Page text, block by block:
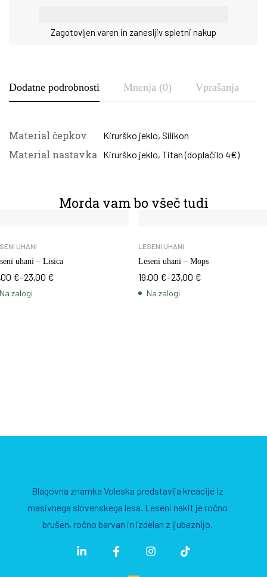
Zagotovljen varen in zanesljiv spletni nakup
Dodatne podrobnosti Mnenja (0) Vprašanja
Material čepkov Kirurško jeklo, Silikon
Material nastavka Kirurško jeklo, Titan (doplačilo 4€)
Morda vam bo všeč tudi
UHANI
uhani – Lisica
€–23,00 €
Na zalogi
LESENI UHANI
Leseni uhani – Mops
19,00 €–23,00 €
Na zalogi
Blagovna znamka Voleska predstavlja kreacije iz
masivnega slovenskega lesa. Leseni nakit je ročno
brušen, ročno barvan in izdelan z ljubeznijo.